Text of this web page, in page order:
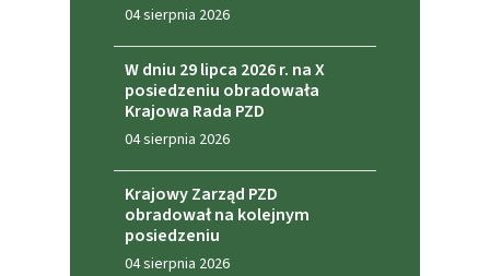
04 sierpnia 2026
W dniu 29 lipca 2026 r. na X
posiedzeniu obradowała
Krajowa Rada PZD
04 sierpnia 2026
Krajowy Zarząd PZD
obradował na kolejnym
posiedzeniu
04 sierpnia 2026